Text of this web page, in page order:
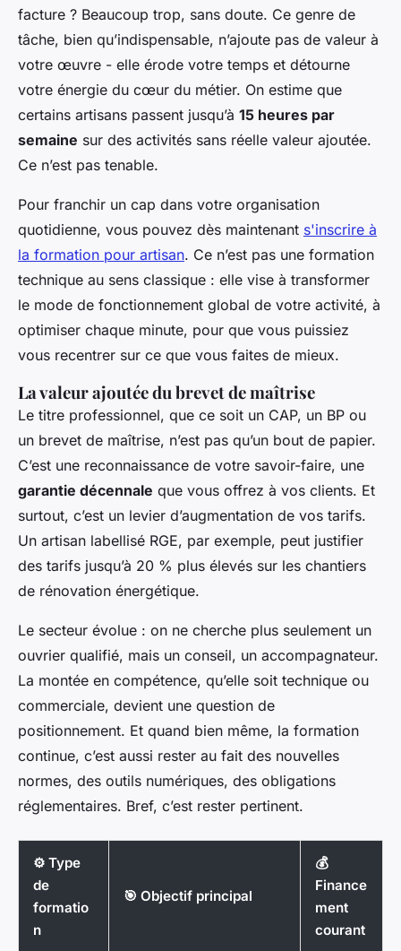
facture ? Beaucoup trop, sans doute. Ce genre de
tâche, bien qu’indispensable, n’ajoute pas de valeur à
votre œuvre - elle érode votre temps et détourne
votre énergie du cœur du métier. On estime que
certains artisans passent jusqu’à 15 heures par
semaine sur des activités sans réelle valeur ajoutée.
Ce n’est pas tenable.
Pour franchir un cap dans votre organisation
quotidienne, vous pouvez dès maintenant s'inscrire à
la formation pour artisan. Ce n’est pas une formation
technique au sens classique : elle vise à transformer
le mode de fonctionnement global de votre activité, à
optimiser chaque minute, pour que vous puissiez
vous recentrer sur ce que vous faites de mieux.
La valeur ajoutée du brevet de maîtrise
Le titre professionnel, que ce soit un CAP, un BP ou
un brevet de maîtrise, n’est pas qu’un bout de papier.
C’est une reconnaissance de votre savoir-faire, une
garantie décennale que vous offrez à vos clients. Et
surtout, c’est un levier d’augmentation de vos tarifs.
Un artisan labellisé RGE, par exemple, peut justifier
des tarifs jusqu’à 20 % plus élevés sur les chantiers
de rénovation énergétique.
Le secteur évolue : on ne cherche plus seulement un
ouvrier qualifié, mais un conseil, un accompagnateur.
La montée en compétence, qu’elle soit technique ou
commerciale, devient une question de
positionnement. Et quand bien même, la formation
continue, c’est aussi rester au fait des nouvelles
normes, des outils numériques, des obligations
réglementaires. Bref, c’est rester pertinent.
⚙️ Type
de
formatio
n
🎯 Objectif principal
💰
Finance
ment
courant